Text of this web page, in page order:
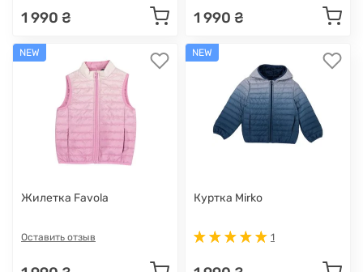
1 990 ₴ 1 990 ₴
NEW
Жилетка Favola
Оставить отзыв
NEW
Куртка Mirko
1